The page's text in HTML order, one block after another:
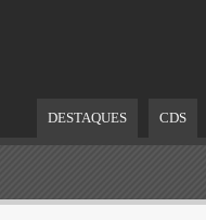
DESTAQUES CDS